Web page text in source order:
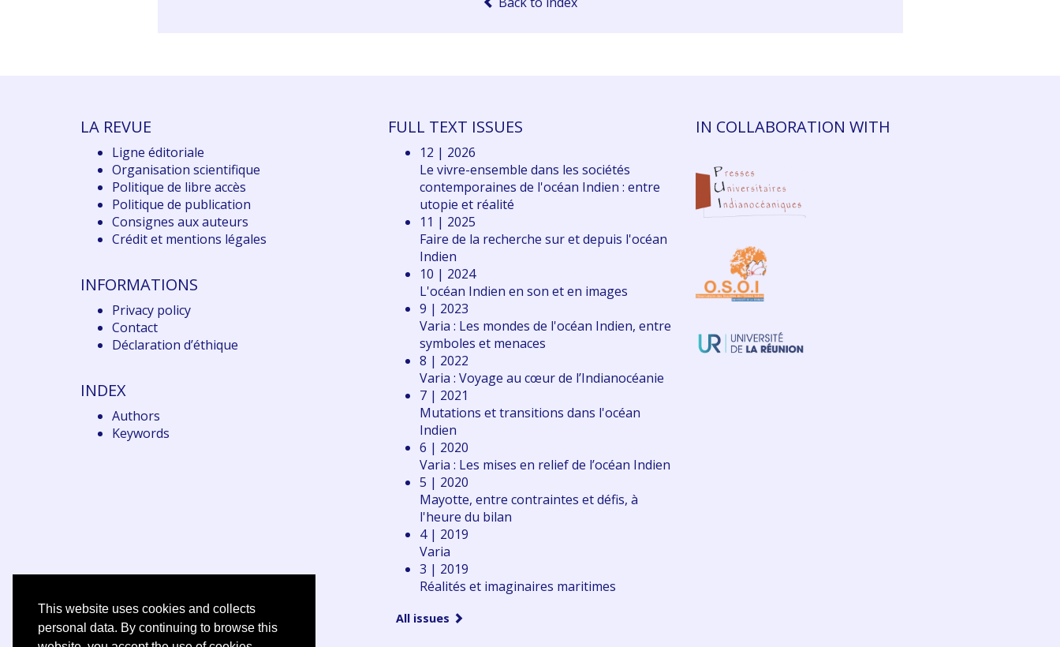
This website uses cookies and collects
personal data. By continuing to browse this
LA REVUE
Ligne éditoriale
Organisation scientifique
Politique de libre accès
Politique de publication
Consignes aux auteurs
Crédit et mentions légales
INFORMATIONS
Privacy policy
Contact
Déclaration d’éthique
INDEX
Authors
Keywords
FULL TEXT ISSUES
12 | 2026
Le vivre-ensemble dans les sociétés
contemporaines de l'océan Indien : entre
utopie et réalité
11 | 2025
Faire de la recherche sur et depuis l'océan
Indien
10 | 2024
L'océan Indien en son et en images
9 | 2023
Varia : Les mondes de l'océan Indien, entre
symboles et menaces
8 | 2022
Varia : Voyage au cœur de l’Indianocéanie
7 | 2021
Mutations et transitions dans l'océan
Indien
6 | 2020
Varia : Les mises en relief de l’océan Indien
5 | 2020
Mayotte, entre contraintes et défis, à
l'heure du bilan
4 | 2019
Varia
3 | 2019
Réalités et imaginaires maritimes
All issues
IN COLLABORATION WITH